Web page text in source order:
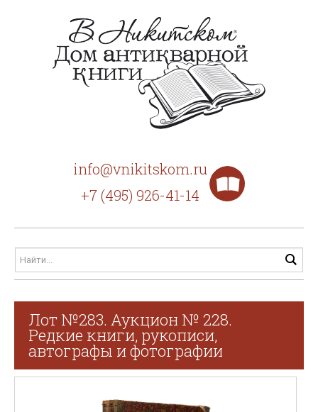
info@vnikitskom.ru
+7 (495) 926-41-14
Лот №283. Аукцион № 228.
Редкие книги, рукописи,
автографы и фотографии